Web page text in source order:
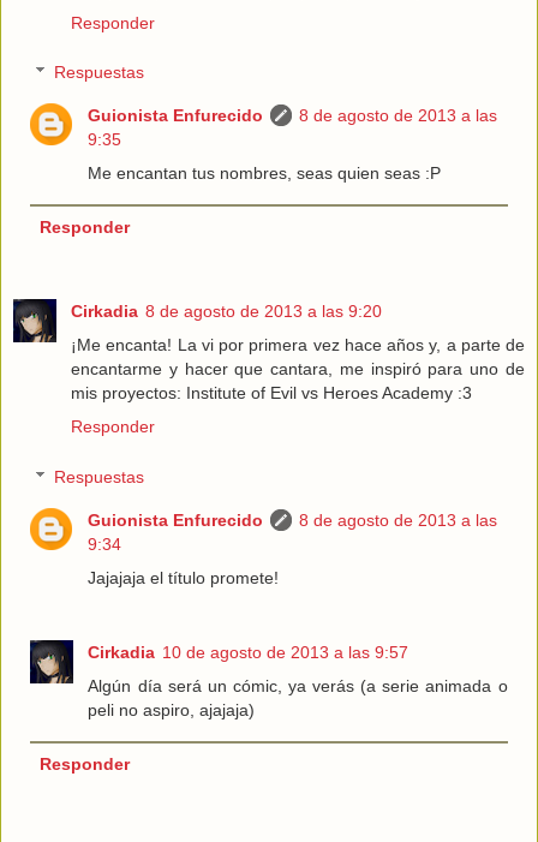
Responder
Respuestas
Guionista Enfurecido
8 de agosto de 2013 a las
9:35
Me encantan tus nombres, seas quien seas :P
Responder
Cirkadia 8 de agosto de 2013 a las 9:20
¡Me encanta! La vi por primera vez hace años y, a parte de
encantarme y hacer que cantara, me inspiró para uno de
mis proyectos: Institute of Evil vs Heroes Academy :3
Responder
Respuestas
Guionista Enfurecido
8 de agosto de 2013 a las
9:34
Jajajaja el título promete!
Cirkadia 10 de agosto de 2013 a las 9:57
Algún día será un cómic, ya verás (a serie animada o
peli no aspiro, ajajaja)
Responder